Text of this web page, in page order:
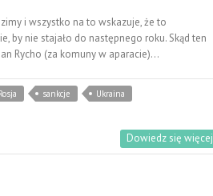
zimy i wszystko na to wskazuje, że to
by nie stajało do następnego roku. Skąd ten
Rycho (za komuny w aparacie)…
sankcje
Ukraina
Dowiedz się więcej